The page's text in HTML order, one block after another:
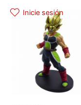
Inicie sesión